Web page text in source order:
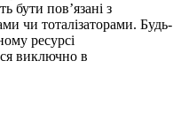
бути пов’язані з
чи тоталізаторами. Будь-
ресурсі
виключно в